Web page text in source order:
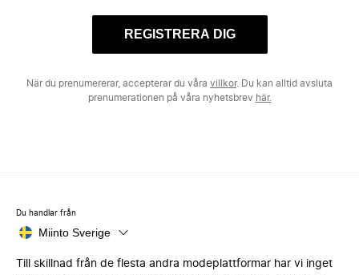
REGISTRERA DIG
När du prenumererar, accepterar du våra villkor. Du kan alltid avsluta
prenumerationen på våra nyhetsbrev här.
Du handlar från
Miinto Sverige
Till skillnad från de flesta andra modeplattformar har vi inget